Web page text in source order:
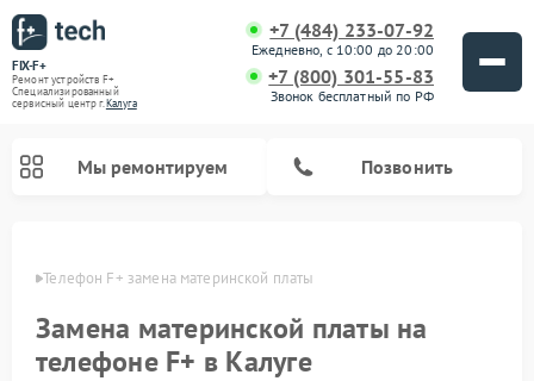
FIX-F+
Ремонт устройств F+
Специализированный
cервисный центр г.Калуга
+7 (484) 233-07-92
Ежедневно, с 10:00 до 20:00
+7 (800) 301-55-83
Звонок бесплатный по РФ
Мы ремонтируем Позвонить
Телефон F+ замена материнской платы
Замена материнской платы на
телефоне F+ в Калуге